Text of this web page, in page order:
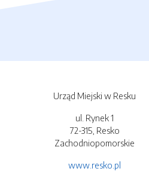
Urząd Miejski w Resku
ul. Rynek 1
72-315, Resko
Zachodniopomorskie
www.resko.pl